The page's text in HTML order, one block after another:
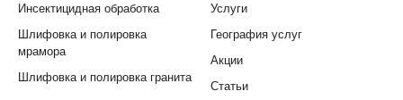
Инсектицидная обработка
Шлифовка и полировка
мрамора
Шлифовка и полировка гранита
Услуги
География услуг
Акции
Статьи